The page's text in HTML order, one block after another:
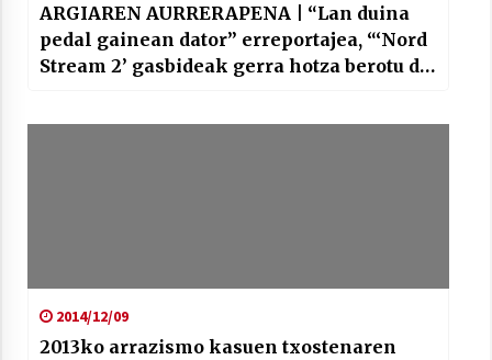
ARGIAREN AURRERAPENA | “Lan duina
pedal gainean dator” erreportajea, “‘Nord
Stream 2’ gasbideak gerra hotza berotu du
2014/12/09
2013ko arrazismo kasuen txostenaren